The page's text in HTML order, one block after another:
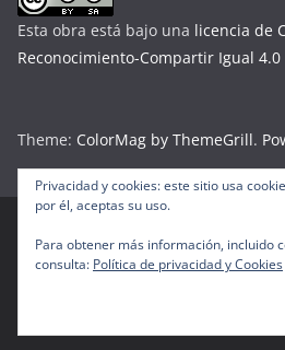
Esta obra está bajo una licencia de
Reconocimiento-Compartir Igual
Theme: ColorMag by ThemeGrill.
Copyright © 2026Diario Digital
derechos
por ThemeGrill.
Privacidad y cookies: este sitio usa
por él, aceptas su uso.
Para obtener más información, incluido
consulta: Política de privacidad y Cookies